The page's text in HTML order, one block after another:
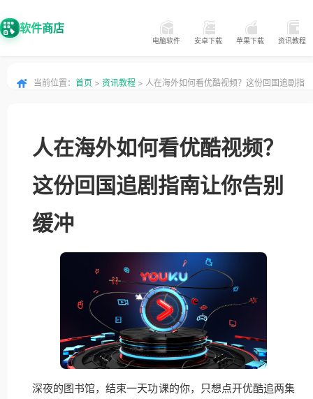
软件商店
电脑软件 安卓下载 苹果下载 资讯教程
当前位置： 首页 > 资讯教程 > 人在海外如何看优酷视频？这份回国追剧指
人在海外如何看优酷视频？
这份回国追剧指南让你告别
缓冲
深夜的图书馆，结束一天功课的你，只想点开优酷追两集